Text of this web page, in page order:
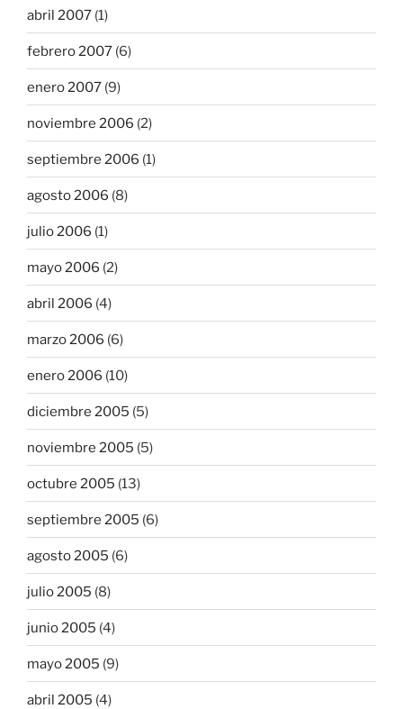
abril 2007 (1)
febrero 2007 (6)
enero 2007 (9)
noviembre 2006 (2)
septiembre 2006 (1)
agosto 2006 (8)
julio 2006 (1)
mayo 2006 (2)
abril 2006 (4)
marzo 2006 (6)
enero 2006 (10)
diciembre 2005 (5)
noviembre 2005 (5)
octubre 2005 (13)
septiembre 2005 (6)
agosto 2005 (6)
julio 2005 (8)
junio 2005 (4)
mayo 2005 (9)
abril 2005 (4)